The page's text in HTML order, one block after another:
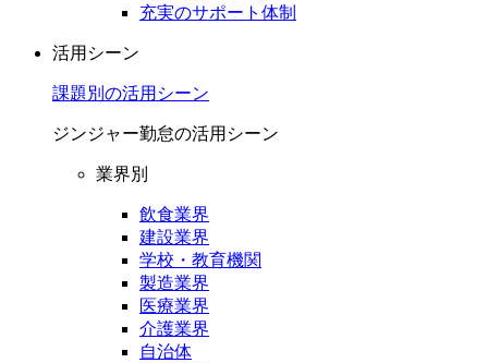
充実のサポート体制
活用シーン
課題別の活用シーン
ジンジャー勤怠の活用シーン
業界別
飲食業界
建設業界
学校・教育機関
製造業界
医療業界
介護業界
自治体